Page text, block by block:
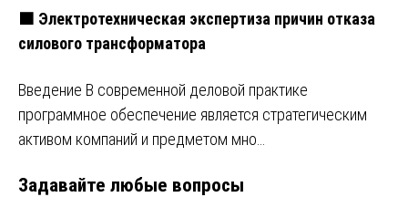
🟧 Электротехническая экспертиза причин отказа
силового трансформатора
Введение В современной деловой практике
программное обеспечение является стратегическим
активом компаний и предметом мно…
Задавайте любые вопросы